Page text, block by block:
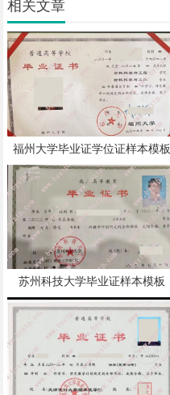
相关文章
福州大学毕业证学位证样本模板
苏州科技大学毕业证样本模板